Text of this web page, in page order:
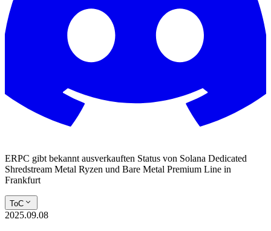
ERPC gibt bekannt ausverkauften Status von Solana Dedicated
Shredstream Metal Ryzen und Bare Metal Premium Line in
Frankfurt
ToC
2025.09.08